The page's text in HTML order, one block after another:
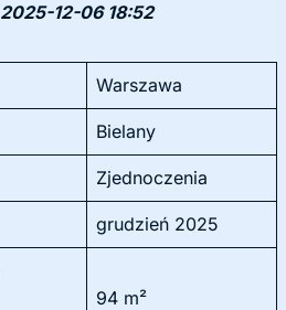
2025-12-06 18:52
Warszawa
Bielany
Zjednoczenia
grudzień 2025
94 m²